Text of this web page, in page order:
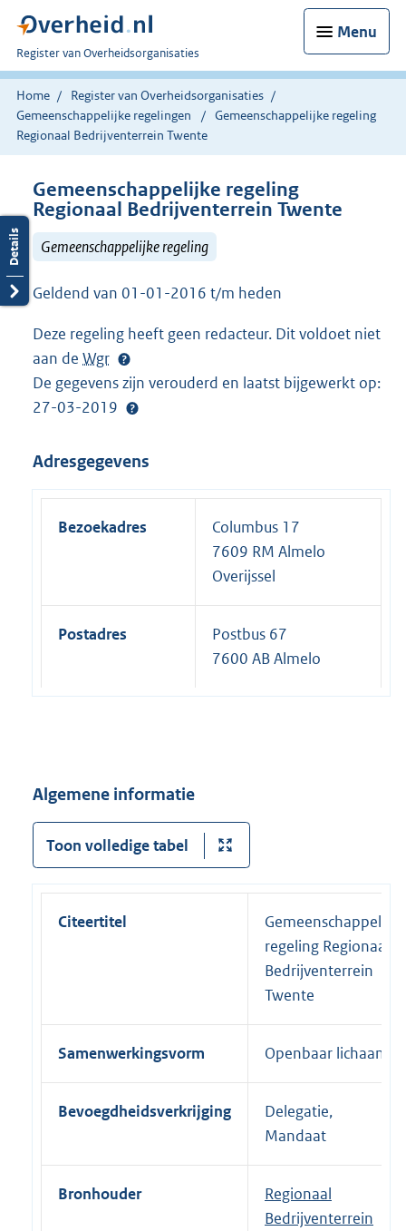
Menu
U
bent
nu
hier:
Register van Overheidsorganisaties
Home
Register van Overheidsorganisaties
Gemeenschappelijke regelingen
Gemeenschappelijke regeling
Regionaal Bedrijventerrein Twente
Gemeenschappelijke regeling
Regionaal Bedrijventerrein Twente
Gemeenschappelijke regeling
Geldend van 01-01-2016 t/m heden
Deze regeling heeft geen redacteur. Dit voldoet niet
aan de Wgr
De gegevens zijn verouderd en laatst bijgewerkt op:
27-03-2019
Adresgegevens
Bezoekadres
Columbus 17
7609 RM Almelo
Overijssel
Postadres
Postbus 67
7600 AB Almelo
Algemene informatie
Toon volledige tabel
Citeertitel
Gemeenschappelijke
regeling Regionaal
Bedrijventerrein
Twente
Samenwerkingsvorm Openbaar lichaam
Bevoegdheidsverkrijging
Delegatie,
Mandaat
Bronhouder
Regionaal
Bedrijventerrein